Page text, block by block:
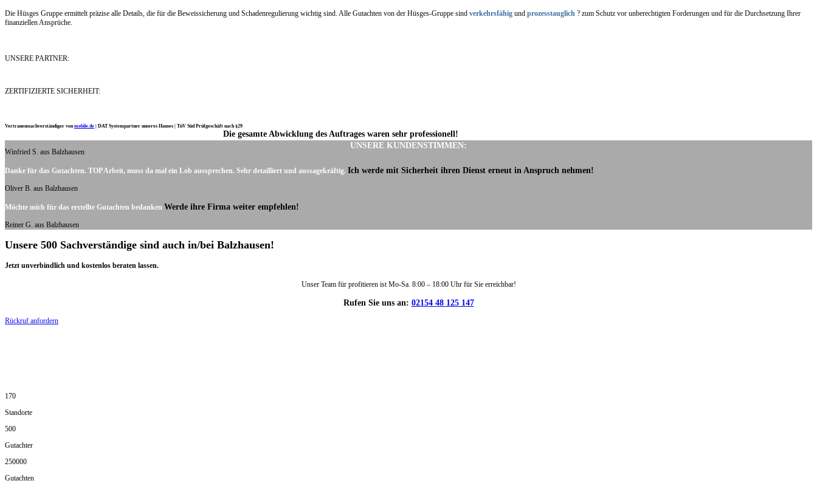
Die Hüsges Gruppe ermittelt präzise alle Details, die für die Beweissicherung und Schadenregulierung wichtig sind. Alle Gutachten von der Hüsges-Gruppe sind verkehrsfähig und prozesstauglich ? zum Schutz vor unberechtigten Forderungen und für die Durchsetzung Ihrer
finanziellen Ansprüche.
UNSERE PARTNER:
ZERTIFIZIERTE SICHERHEIT:
Vertrauenssachverständiger vonmobile.de DAT Systempartner unseres Hauses | TüV Süd Prüfgeschäft nach §29
UNSERE KUNDENSTIMMEN:
Die gesamte Abwicklung des Auftrages waren sehr professionell!
Winfried S. aus Balzhausen
Danke für das Gutachten. TOP Arbeit, muss da mal ein Lob aussprechen. Sehr detailliert und aussagekräftig. Ich werde mit Sicherheit ihren Dienst erneut in Anspruch nehmen!
Oliver B. aus Balzhausen
Möchte mich für das erstellte Gutachten bedanken Werde ihre Firma weiter empfehlen!
Reiner G. aus Balzhausen
Unsere 500 Sachverständige sind auch in/bei Balzhausen!
Jetzt unverbindlich und kostenlos beraten lassen.
Unser Team für profitieren ist Mo-Sa. 8:00 – 18:00 Uhr für Sie erreichbar!
Rufen Sie uns an: 02154 48 125 147
Rückruf anfordern
170
Standorte
500
Gutachter
250000
Gutachten